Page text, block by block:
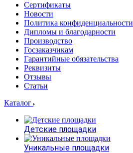
Сертификаты
Новости
Политика конфиденциальности
Дипломы и благодарности
Производство
Госзаказчикам
Гарантийные обязательства
Реквизиты
Отзывы
Статьи
Каталог
Детские площадки
Уникальные площадки